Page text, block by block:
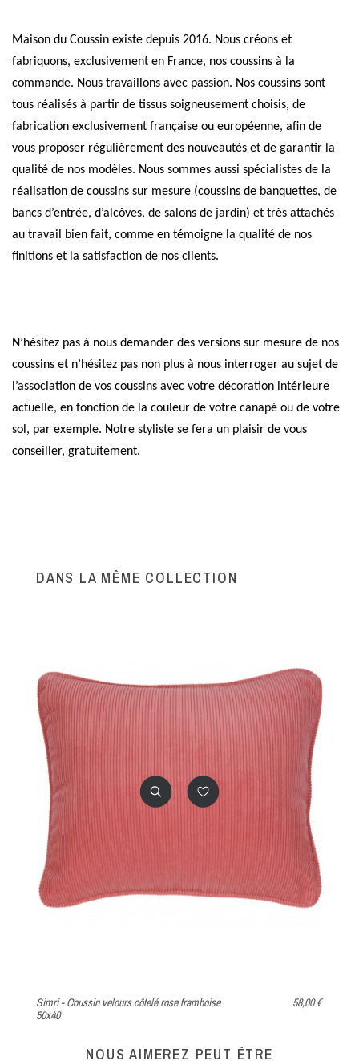
Maison du Coussin existe depuis 2016. Nous créons et
fabriquons, exclusivement en France, nos coussins à la
commande. Nous travaillons avec passion. Nos coussins sont
tous réalisés à partir de tissus soigneusement choisis, de
fabrication exclusivement française ou européenne, afin de
vous proposer régulièrement des nouveautés et de garantir la
qualité de nos modèles. Nous sommes aussi spécialistes de la
réalisation de coussins sur mesure (coussins de banquettes, de
bancs d’entrée, d’alcôves, de salons de jardin) et très attachés
au travail bien fait, comme en témoigne la qualité de nos
finitions et la satisfaction de nos clients.
N’hésitez pas à nous demander des versions sur mesure de nos
coussins et n’hésitez pas non plus à nous interroger au sujet de
l’association de vos coussins avec votre décoration intérieure
actuelle, en fonction de la couleur de votre canapé ou de votre
sol, par exemple. Notre styliste se fera un plaisir de vous
conseiller, gratuitement.
DANS LA MÊME COLLECTION
Simri - Coussin velours côtelé rose framboise
50x40
58,00 €
NOUS AIMEREZ PEUT ÊTRE